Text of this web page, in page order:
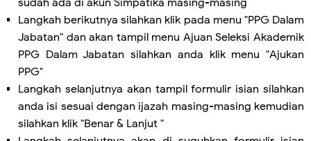
Langkah berikutnya silahkan klik pada menu "PPG Dalam
Jabatan" dan akan tampil menu Ajuan Seleksi Akademik
PPG Dalam Jabatan silahkan anda klik menu "Ajukan
PPG"
Langkah selanjutnya akan tampil formulir isian silahkan
anda isi sesuai dengan ijazah masing-masing kemudian
silahkan klik "Benar & Lanjut "